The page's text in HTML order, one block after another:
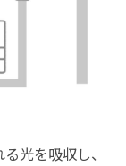
光を吸収し、